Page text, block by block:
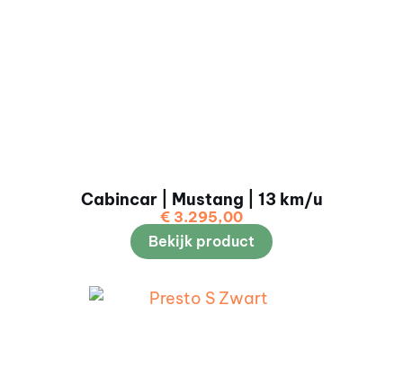
Cabincar | Mustang | 13 km/u
€ 3.295,00
Bekijk product